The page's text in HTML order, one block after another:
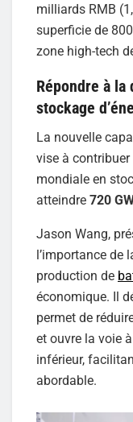
milliards RMB
superficie de
zone high-tech
Répondre à la
stockage
La nouvelle
vise à
mondiale en
atteindre 720
Jason Wang,
l’importance de
production de
économique. Il
permet de
et ouvre la voie
inférieur,
abordable.